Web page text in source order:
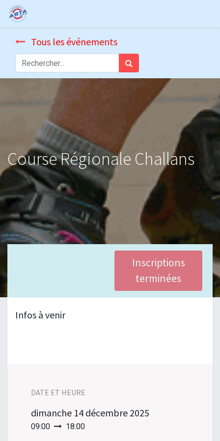
Tous les événements
Course Régionale Challans
Inscriptions
terminées
Infos à venir
DATE ET HEURE
dimanche 14 décembre 2025
09:00 18:00